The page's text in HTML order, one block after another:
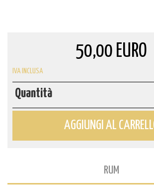
50,00 EURO
IVA INCLUSA
Quantità
AGGIUNGI AL
RUM